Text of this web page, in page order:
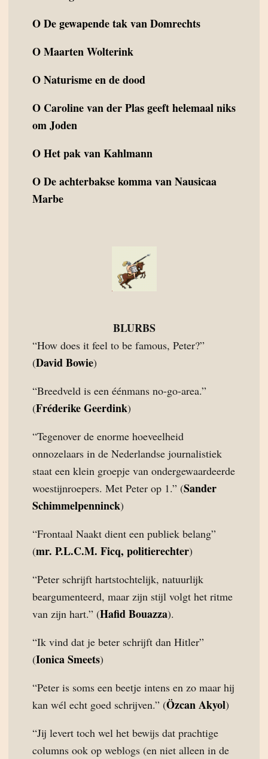
ODe gewapende tak van Domrechts
OMaarten Wolterink
ONaturisme en de dood
O Caroline van der Plas geeft helemaal niks
om Joden
OHet pak van Kahlmann
ODe achterbakse komma van Nausicaa
Marbe
BLURBS
“How does it feel to be famous, Peter?”
(David Bowie)
“Breedveld is een éénmans no-go-area.”
(Fréderike Geerdink)
“Tegenover de enorme hoeveelheid
onnozelaars in de Nederlandse journalistiek
staat een klein groepje van ondergewaardeerde
woestijnroepers. Met Peter op 1.” (Sander
Schimmelpenninck)
“Frontaal Naakt dient een publiek belang”
(mr. P.L.C.M. Ficq, politierechter)
“Peter schrijft hartstochtelijk, natuurlijk
beargumenteerd, maar zijn stijl volgt het ritme
van zijn hart.” (Hafid Bouazza).
“Ik vind dat je beter schrijft dan Hitler”
(Ionica Smeets)
“Peter is soms een beetje intens en zo maar hij
kan wél echt goed schrijven.” (Özcan Akyol)
“Jij levert toch wel het bewijs dat prachtige
columns ook op weblogs (en niet alleen in de